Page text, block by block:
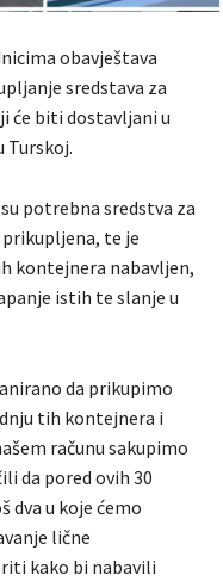
obavještava
sredstava za
će biti dostavljani u
Turskoj.
potrebna sredstva za
te je
kontejnera nabavljen,
istih te slanje u
da prikupimo
tih kontejnera i
računu sakupimo
da pored ovih 30
u koje ćemo
lične
kako bi nabavili